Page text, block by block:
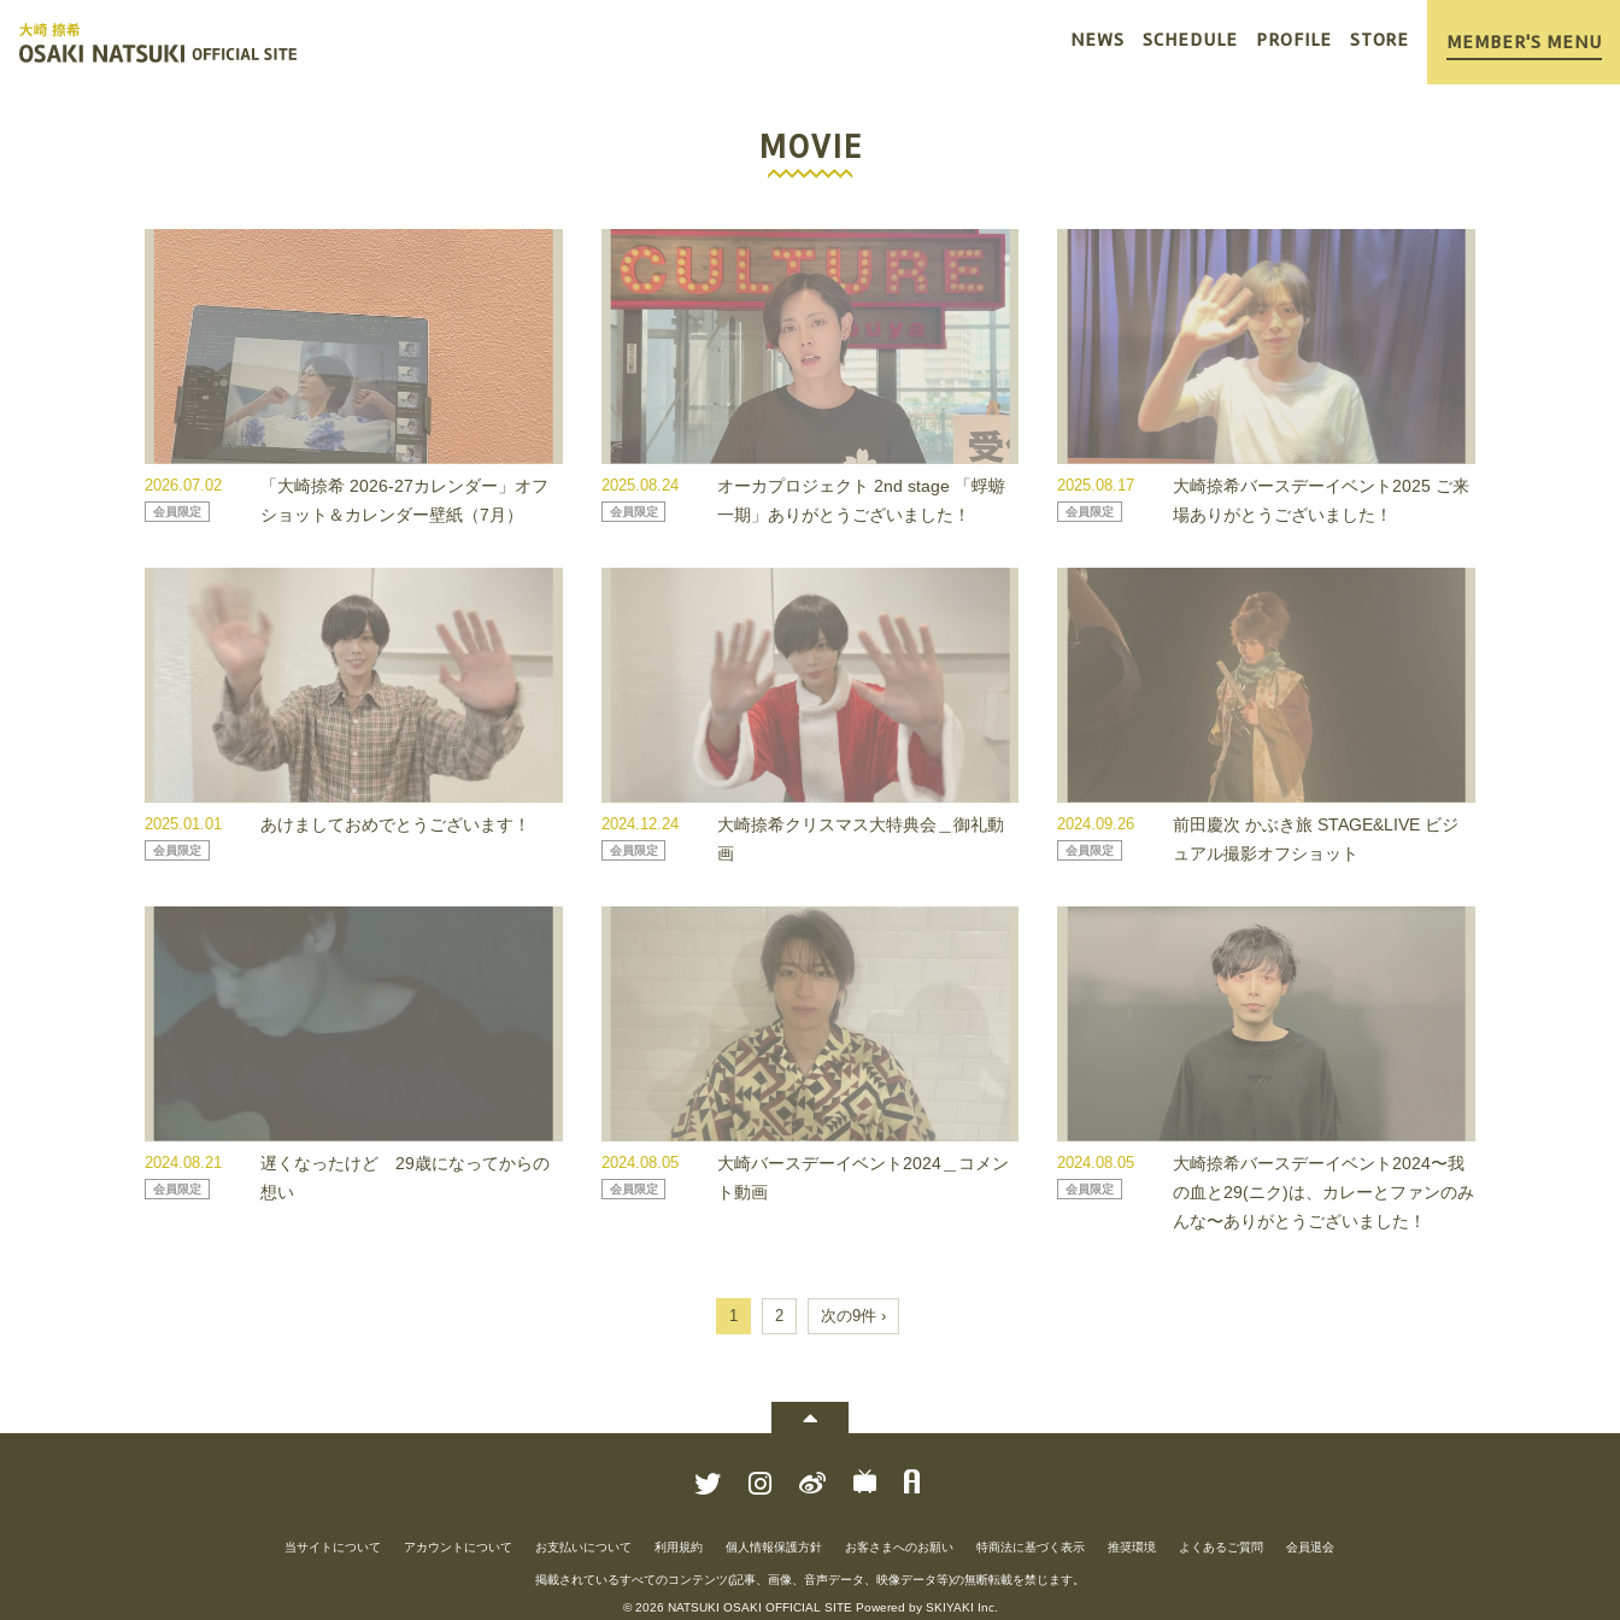
NEWS SCHEDULE PROFILE STORE MEMBER'S MENU
MOVIE
2026.07.02
会員限定
「大崎捺希 2026-27カレンダー」オフ
ショット＆カレンダー壁紙（7月）
2025.08.24
会員限定
オーカプロジェクト 2nd stage 「蜉蝣
一期」ありがとうございました！
2025.08.17
会員限定
大崎捺希バースデーイベント2025 ご来
場ありがとうございました！
2025.01.01
会員限定
あけましておめでとうございます！ 2024.12.24
会員限定
大崎捺希クリスマス大特典会＿御礼動
画
2024.09.26
会員限定
前田慶次 かぶき旅 STAGE&LIVE ビジ
ュアル撮影オフショット
2024.08.21
会員限定
遅くなったけど 29歳になってからの
想い
2024.08.05
会員限定
大崎バースデーイベント2024＿コメン
ト動画
2024.08.05
会員限定
大崎捺希バースデーイベント2024〜我
の血と29(ニク)は、カレーとファンのみ
んな〜ありがとうございました！
1 2 次の9件 ›
当サイトについて アカウントについて お支払いについて 利用規約 個人情報保護方針 お客さまへのお願い 特商法に基づく表示 推奨環境 よくあるご質問 会員退会
掲載されているすべてのコンテンツ(記事、画像、音声データ、映像データ等)の無断転載を禁じます。
© 2026 NATSUKI OSAKI OFFICIAL SITE Powered by SKIYAKI Inc.